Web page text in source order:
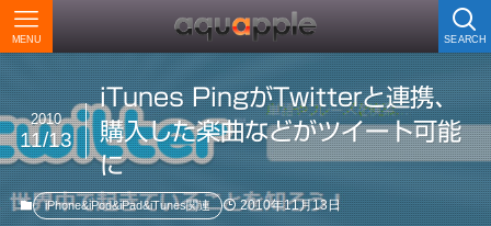
SEARCH
MENU
iTunes PingがTwitterと連携、
購入した楽曲などがツイート可能
に
2010
11/13
iPhone&iPod&iPad&iTunes関連 2010年11月13日